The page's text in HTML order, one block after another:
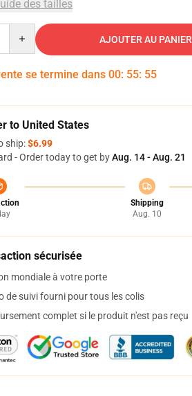
des tailles
AJOUTER AU PANIER
se termine dans 00: 55: 53
to United States
ship:$6.99
- Order today to get byAug. 14 - Aug. 21
Shipping
Aug. 10
sécurisée
mondiale à votre porte
de suivi fourni pour tous les colis
complet si le produit n'est pas reçu